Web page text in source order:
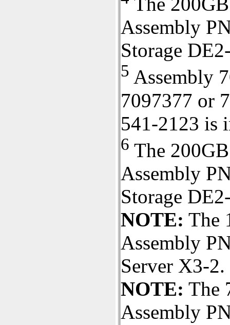
Assembly
Storage
5 Assembly
7097377 or
541-2123 is
6 The
Assembly
Storage
NOTE: The
Assembly
Server X3-2.
NOTE: The
Assembly